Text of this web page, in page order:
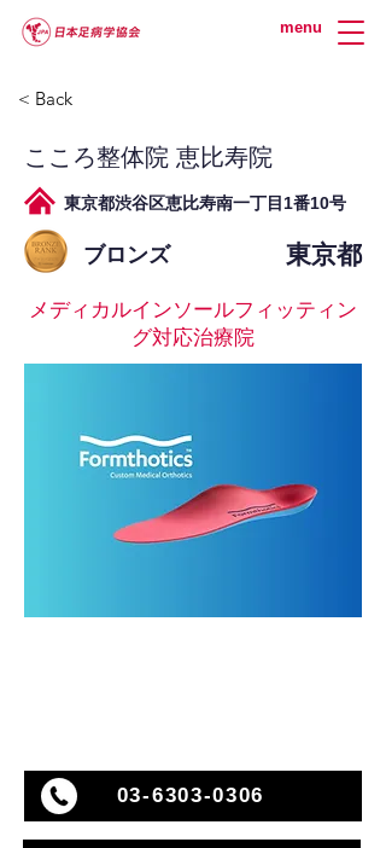
menu
< Back
こころ整体院 恵比寿院
東京都渋谷区恵比寿南一丁目1番10号
ブロンズ 東京都
メディカルインソールフィッティン
グ対応治療院
03-6303-0306